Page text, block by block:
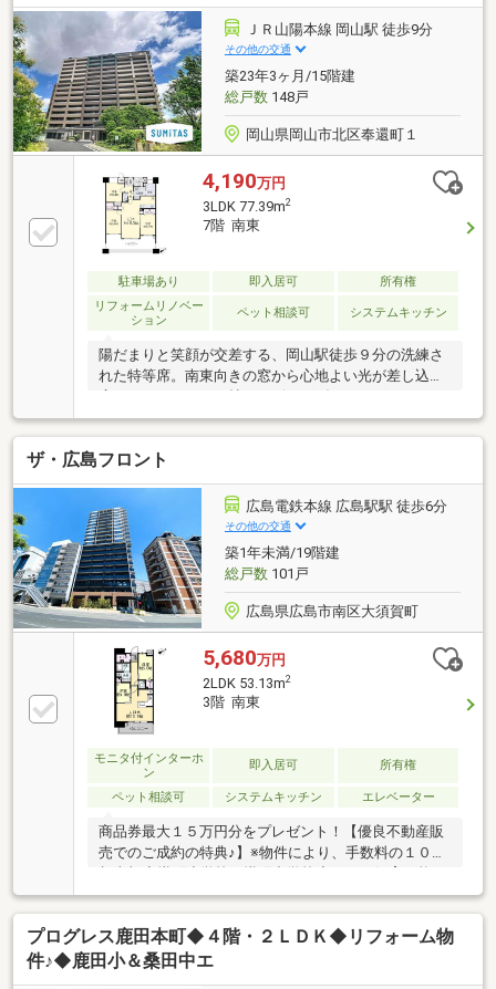
くなりそうですね。
ＪＲ山陽本線 岡山駅 徒歩9分
その他の交通
築23年3ヶ月/15階建
総戸数148戸
岡山県岡山市北区奉還町１
4,190万円
3LDK 77.39m2
7階 南東
駐車場あり 即入居可
所有権
リフォームリノベー
ション
ペット相談可 システムキッチン
陽だまりと笑顔が交差する、岡山駅徒歩９分の洗練さ
れた特等席。南東向きの窓から心地よい光が差し込む
広々とした１６．３帖のリビングダイニングキッチ
ン。大切なペットと一緒に、穏やかで贅沢な時間が流
れる暮らしがここにあります。共同浴場やゲストルー
ムなど充実した共用施設が、日々の暮らしに豊かな彩
りを添えてくれます。さらに、１住戸１区画の駐車場
専用使用権が確保されているのも嬉しい魅力です。新
生活を快適にスタートできるリフォームされた住空間
で、家族の新しい物語を始めてみませんか。ぜひ実際
の開放感と心地よさを現地でご内見ください。
ザ・広島フロント
広島電鉄本線 広島駅駅 徒歩6分
その他の交通
築1年未満/19階建
総戸数101戸
広島県広島市南区大須賀町
5,680万円
2LDK 53.13m2
3階 南東
モニタ付インターホ
ン
即入居可 所有権
ペット相談可 システムキッチン エレベーター
商品券最大１５万円分をプレゼント！【優良不動産販
売でのご成約の特典♪】※物件により、手数料の１０％
南東向きで陽当たり良好◆オートロック・宅配ボック
ス・防犯カメラ完備◆ゴミ出し24時間可能
◆◇◇◆◇◇◆【疑問や不安ゼロ】あなたに寄り添
った、物件探しを始めましょう！◎自由にネット検索
プログレス鹿田本町◆４階・２ＬＤＫ◆リフォーム物
件♪◆鹿田小＆桑田中エ